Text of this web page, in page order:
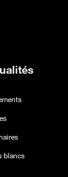
nouvel onglet
blancs